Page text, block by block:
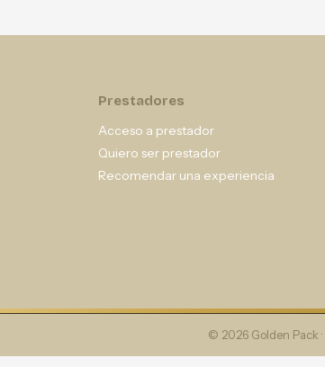
Prestadores
Acceso a prestador
Quiero ser prestador
Recomendar una experiencia
© 2026 Golden Pack ·